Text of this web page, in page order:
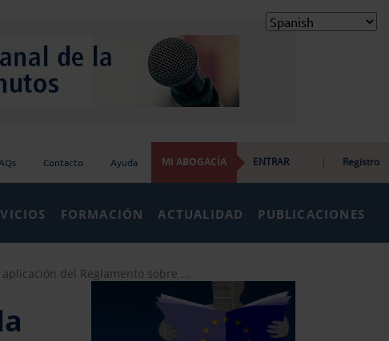
Contacto Ayuda MI ABOGACÍA ENTRAR | Registro
FORMACIÓN ACTUALIDAD PUBLICACIONES
del Reglamento sobre ...